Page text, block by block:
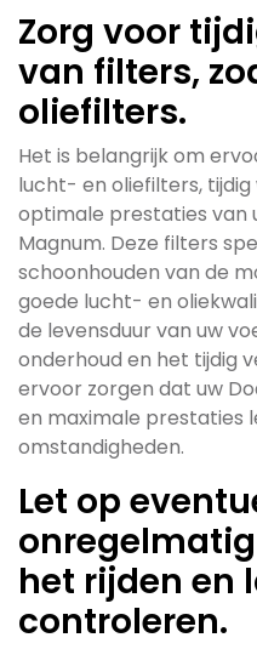
Zorg voor
van filters,
oliefilters.
Het is belangrijk om
lucht- en oliefilters,
optimale prestaties van
Magnum. Deze filters
schoonhouden van de
goede lucht- en
de levensduur van uw
onderhoud en het tijdig
ervoor zorgen dat uw
en maximale prestaties
omstandigheden.
Let op
het rijden en
controleren.